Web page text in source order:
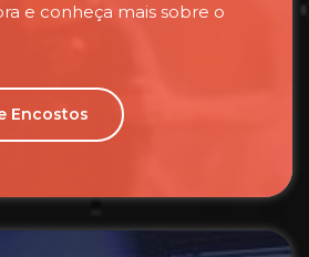
e conheça mais sobre o
Encostos